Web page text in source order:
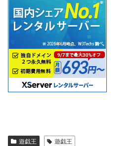
遊戯王 遊戯王